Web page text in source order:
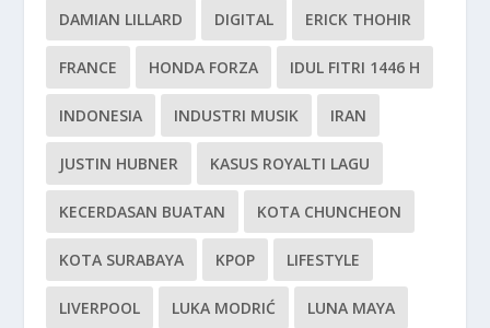
DAMIAN LILLARD DIGITAL ERICK THOHIR
FRANCE HONDA FORZA IDUL FITRI 1446 H
INDONESIA INDUSTRI MUSIK IRAN
JUSTIN HUBNER KASUS ROYALTI LAGU
KECERDASAN BUATAN KOTA CHUNCHEON
KOTA SURABAYA KPOP LIFESTYLE
LIVERPOOL LUKA MODRIĆ LUNA MAYA